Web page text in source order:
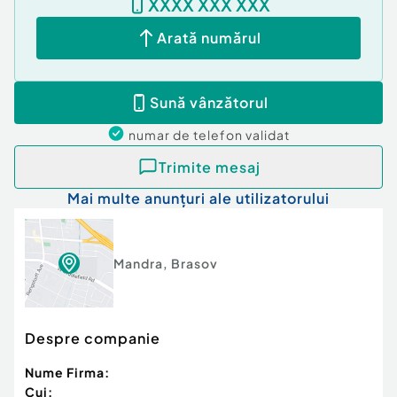
Nr. locuri parcare:1
Arată numărul
Sună vânzătorul
numar de telefon validat
Trimite mesaj
Mai multe anunțuri ale utilizatorului
Mandra, Brasov
Despre companie
Nume Firma:
Cui: